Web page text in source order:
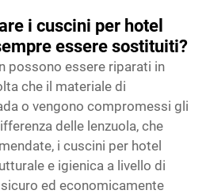
i cuscini per hotel
essere sostituiti?
possono essere riparati in
che il materiale di
o vengono compromessi gli
delle lenzuola, che
i cuscini per hotel
e igienica a livello di
ed economicamente